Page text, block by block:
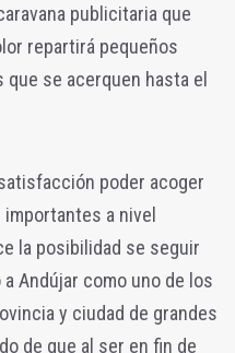
publicitaria que
repartirá pequeños
se acerquen hasta el
poder acoger
a nivel
la posibilidad se seguir
Andújar como uno de los
y ciudad de grandes
de que al ser en fin de